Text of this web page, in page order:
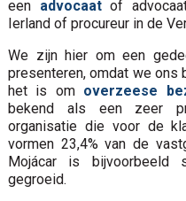
een advocaatof
Ierland of procureur in de
We zijn hier om een
presenteren, omdat we ons
het is om overzeese
bekend als een zeer
organisatie die voor de
vormen 23,4% van de
Mojácar is bijvoorbeeld
gegroeid.